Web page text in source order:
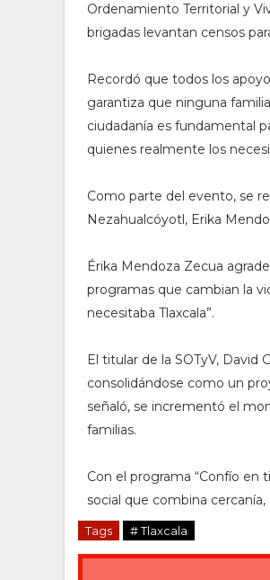
Ordenamiento Territorial y
brigadas levantan censos
Recordó que todos los
garantiza que ninguna
ciudadanía es fundamental
quienes realmente los
Como parte del evento, se
Nezahualcóyotl, Erika
Érika Mendoza Zecua
programas que cambian la
necesitaba Tlaxcala”.
El titular de la SOTyV, David
consolidándose como un
señaló, se incrementó el
familias.
Con el programa “Confío en
social que combina
Tags # Tlaxcala